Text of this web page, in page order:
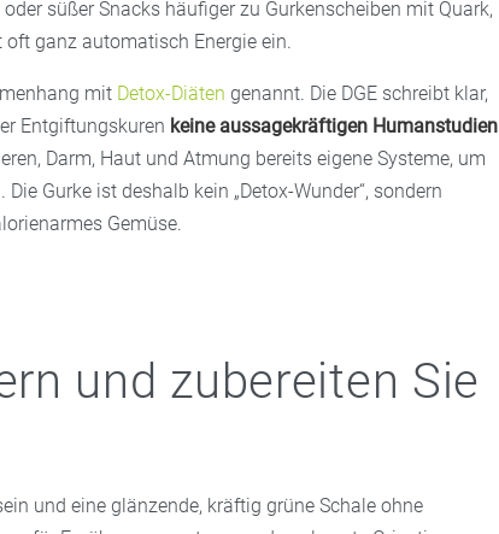
süßer Snacks häufiger zu Gurkenscheiben mit Quark,
ganz automatisch Energie ein.
mit Detox-Diäten genannt. Die DGE schreibt klar,
Entgiftungskuren keine aussagekräftigen Humanstudien
Darm, Haut und Atmung bereits eigene Systeme, um
Gurke ist deshalb kein „Detox-Wunder“, sondern
Gemüse.
und zubereiten Sie
und eine glänzende, kräftig grüne Schale ohne